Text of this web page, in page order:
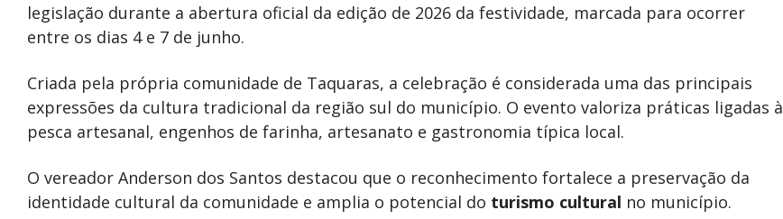
legislação durante a abertura oficial da edição de 2026 da festividade, marcada para ocorrer
entre os dias 4 e 7 de junho.
Criada pela própria comunidade de Taquaras, a celebração é considerada uma das principais
expressões da cultura tradicional da região sul do município. O evento valoriza práticas ligadas à
pesca artesanal, engenhos de farinha, artesanato e gastronomia típica local.
O vereador Anderson dos Santos destacou que o reconhecimento fortalece a preservação da
identidade cultural da comunidade e amplia o potencial do turismo cultural no município.